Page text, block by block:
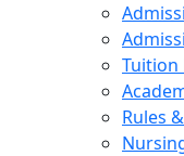
Tuition
Rules